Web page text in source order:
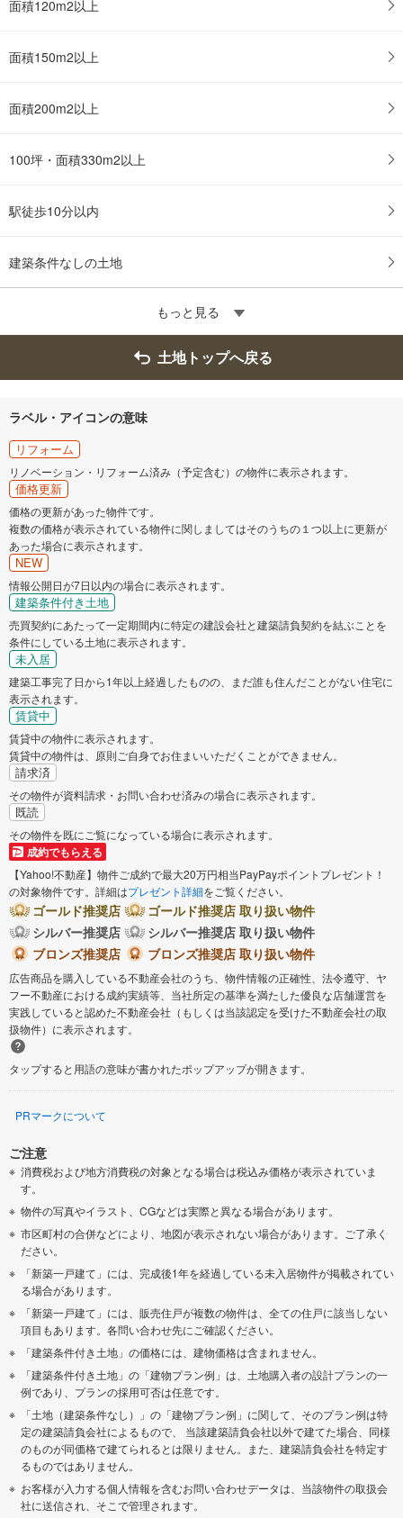
面積120m2以上
面積150m2以上
面積200m2以上
100坪・面積330m2以上
駅徒歩10分以内
建築条件なしの土地
もっと見る
土地トップへ戻る
ラベル・アイコンの意味
リフォーム
リノベーション・リフォーム済み（予定含む）の物件に表示されます。
価格更新
価格の更新があった物件です。
複数の価格が表示されている物件に関しましてはそのうちの１つ以上に更新が
あった場合に表示されます。
NEW
情報公開日が7日以内の場合に表示されます。
建築条件付き土地
売買契約にあたって一定期間内に特定の建設会社と建築請負契約を結ぶことを
条件にしている土地に表示されます。
未入居
建築工事完了日から1年以上経過したものの、まだ誰も住んだことがない住宅に
表示されます。
賃貸中
賃貸中の物件に表示されます。
賃貸中の物件は、原則ご自身でお住まいいただくことができません。
請求済
その物件が資料請求・お問い合わせ済みの場合に表示されます。
既読
その物件を既にご覧になっている場合に表示されます。
成約でもらえる
【Yahoo!不動産】物件ご成約で最大20万円相当PayPayポイントプレゼント！
の対象物件です。詳細はプレゼント詳細をご覧ください。
ゴールド推奨店
ゴールド推奨店 取り扱い物件
シルバー推奨店
シルバー推奨店 取り扱い物件
ブロンズ推奨店
ブロンズ推奨店 取り扱い物件
広告商品を購入している不動産会社のうち、物件情報の正確性、法令遵守、ヤ
フー不動産における成約実績等、当社所定の基準を満たした優良な店舗運営を
実践していると認めた不動産会社（もしくは当該認定を受けた不動産会社の取
扱物件）に表示されます。
タップすると用語の意味が書かれたポップアップが開きます。
PRマークについて
ご注意
消費税および地方消費税の対象となる場合は税込み価格が表示されていま
す。
物件の写真やイラスト、CGなどは実際と異なる場合があります。
市区町村の合併などにより、地図が表示されない場合があります。ご了承く
ださい。
「新築一戸建て」には、完成後1年を経過している未入居物件が掲載されてい
る場合があります。
「新築一戸建て」には、販売住戸が複数の物件は、全ての住戸に該当しない
項目もあります。各問い合わせ先にご確認ください。
「建築条件付き土地」の価格には、建物価格は含まれません。
「建築条件付き土地」の「建物プラン例」は、土地購入者の設計プランの一
例であり、プランの採用可否は任意です。
「土地（建築条件なし）」の「建物プラン例」に関して、そのプラン例は特
定の建築請負会社によるもので、 当該建築請負会社以外で建てた場合、同様
のものが同価格で建てられるとは限りません。また、建築請負会社を特定す
るものではありません。
お客様が入力する個人情報を含むお問い合わせデータは、当該物件の取扱会
社に送信され、そこで管理されます。